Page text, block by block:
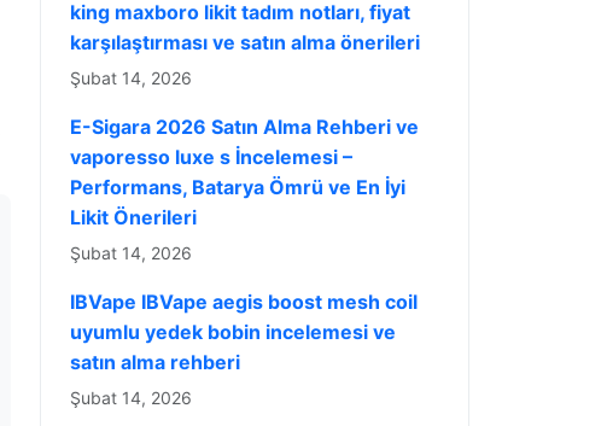
king maxboro likit tadım notları, fiyat
karşılaştırması ve satın alma önerileri
Şubat 14, 2026
E-Sigara 2026 Satın Alma Rehberi ve
vaporesso luxe s İncelemesi –
Performans, Batarya Ömrü ve En İyi
Likit Önerileri
Şubat 14, 2026
IBVape IBVape aegis boost mesh coil
uyumlu yedek bobin incelemesi ve
satın alma rehberi
Şubat 14, 2026